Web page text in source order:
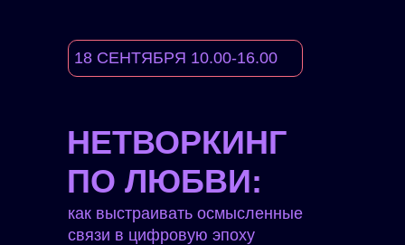
как выстраивать осмысленные
связи в цифровую эпоху
НЕТВОРКИНГ
ПО ЛЮБВИ:
18 СЕНТЯБРЯ 10.00-16.00